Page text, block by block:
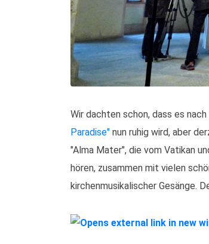
Wir dachten schon, dass es
Paradise" nun ruhig wird, aber
"Alma Mater", die vom Vatikan
hören, zusammen mit vielen
kirchenmusikalischer Gesänge.